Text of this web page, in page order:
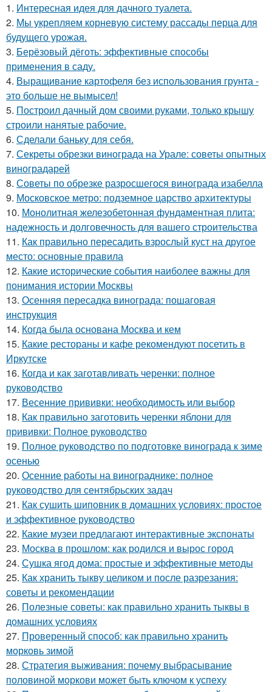
1. Интересная идея для дачного туалета.
2. Мы укрепляем корневую систему рассады перца для
будущего урожая.
3. Берёзовый дёготь: эффективные способы
применения в саду.
4. Выращивание картофеля без использования грунта -
это больше не вымысел!
5. Построил дачный дом своими руками, только крышу
строили нанятые рабочие.
6. Сделали баньку для себя.
7. Секреты обрезки винограда на Урале: советы опытных
виноградарей
8. Советы по обрезке разросшегося винограда изабелла
9. Московское метро: подземное царство архитектуры
10. Монолитная железобетонная фундаментная плита:
надежность и долговечность для вашего строительства
11. Как правильно пересадить взрослый куст на другое
место: основные правила
12. Какие исторические события наиболее важны для
понимания истории Москвы
13. Осенняя пересадка винограда: пошаговая
инструкция
14. Когда была основана Москва и кем
15. Какие рестораны и кафе рекомендуют посетить в
Иркутске
16. Когда и как заготавливать черенки: полное
руководство
17. Весенние прививки: необходимость или выбор
18. Как правильно заготовить черенки яблони для
прививки: Полное руководство
19. Полное руководство по подготовке винограда к зиме
осенью
20. Осенние работы на винограднике: полное
руководство для сентябрьских задач
21. Как сушить шиповник в домашних условиях: простое
и эффективное руководство
22. Какие музеи предлагают интерактивные экспонаты
23. Москва в прошлом: как родился и вырос город
24. Сушка ягод дома: простые и эффективные методы
25. Как хранить тыкву целиком и после разрезания:
советы и рекомендации
26. Полезные советы: как правильно хранить тыквы в
домашних условиях
27. Проверенный способ: как правильно хранить
морковь зимой
28. Стратегия выживания: почему выбрасывание
половиной моркови может быть ключом к успеху